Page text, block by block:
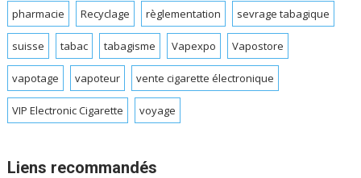
pharmacie Recyclage règlementation sevrage tabagique
suisse tabac tabagisme Vapexpo Vapostore
vapotage vapoteur vente cigarette électronique
VIP Electronic Cigarette voyage
Liens recommandés